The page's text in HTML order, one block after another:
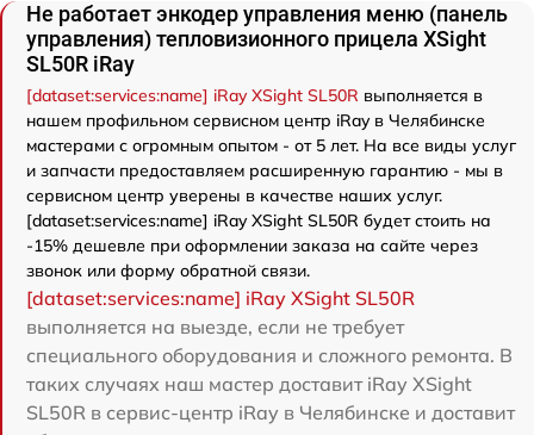
Не работает энкодер управления меню (панель
управления) тепловизионного прицела ХSight
SL50R iRay
[dataset:services:name] iRay ХSight SL50R выполняется в
нашем профильном сервисном центр iRay в Челябинске
мастерами с огромным опытом - от 5 лет. На все виды услуг
и запчасти предоставляем расширенную гарантию - мы в
сервисном центр уверены в качестве наших услуг.
[dataset:services:name] iRay ХSight SL50R будет стоить на
-15% дешевле при оформлении заказа на сайте через
звонок или форму обратной связи.
[dataset:services:name] iRay ХSight SL50R
выполняется на выезде, если не требует
специального оборудования и сложного ремонта. В
таких случаях наш мастер доставит iRay ХSight
SL50R в сервис-центр iRay в Челябинске и доставит